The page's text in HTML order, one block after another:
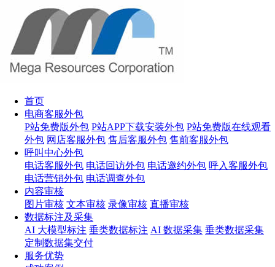
首页
电商客服外包
P站免费版外包 P站APP下载安装外包 P站免费版在线观看
外包 网店客服外包 售后客服外包 售前客服外包
呼叫中心外包
电话客服外包 电话回访外包 电话邀约外包 呼入客服外包
电话营销外包 电话调查外包
内容审核
图片审核 文本审核 录像审核 直播审核
数据标注及采集
AI 大模型标注 垂类数据标注 AI 数据采集 垂类数据采集
定制数据集交付
服务优势